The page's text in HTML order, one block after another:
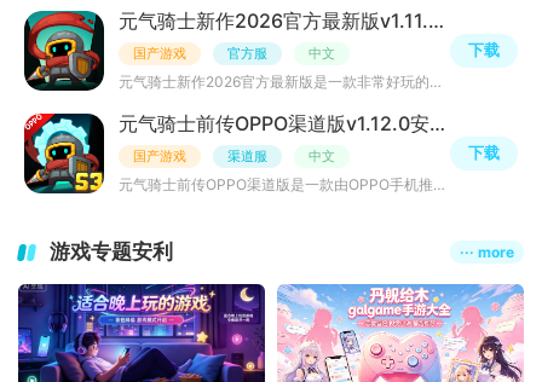
元气骑士新作2026官方最新版v1.11.0安卓版
国产游戏 官方服 中文
元气骑士新作2026官方最新版是一款非常好玩的动作冒险类游戏，是元气骑士新作，里面融入了许多全新的玩法元
下载
元气骑士前传OPPO渠道版v1.12.0安卓版
国产游戏 渠道服 中文
元气骑士前传OPPO渠道版是一款由OPPO手机推出的动作冒险游戏，故事发生在《元气骑士》之前的时代，玩家扮演
下载
游戏专题安利 ··· more